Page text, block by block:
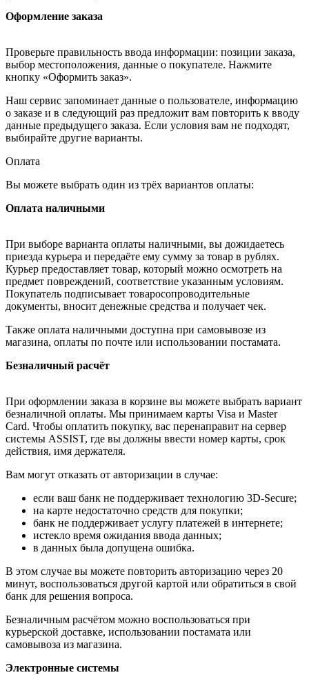
Оформление заказа
Проверьте правильность ввода информации: позиции заказа,
выбор местоположения, данные о покупателе. Нажмите
кнопку «Оформить заказ».
Наш сервис запоминает данные о пользователе, информацию
о заказе и в следующий раз предложит вам повторить к вводу
данные предыдущего заказа. Если условия вам не подходят,
выбирайте другие варианты.
Оплата
Вы можете выбрать один из трёх вариантов оплаты:
Оплата наличными
При выборе варианта оплаты наличными, вы дожидаетесь
приезда курьера и передаёте ему сумму за товар в рублях.
Курьер предоставляет товар, который можно осмотреть на
предмет повреждений, соответствие указанным условиям.
Покупатель подписывает товаросопроводительные
документы, вносит денежные средства и получает чек.
Также оплата наличными доступна при самовывозе из
магазина, оплаты по почте или использовании постамата.
Безналичный расчёт
При оформлении заказа в корзине вы можете выбрать вариант
безналичной оплаты. Мы принимаем карты Visa и Master
Card. Чтобы оплатить покупку, вас перенаправит на сервер
системы ASSIST, где вы должны ввести номер карты, срок
действия, имя держателя.
Вам могут отказать от авторизации в случае:
если ваш банк не поддерживает технологию 3D-Secure;
на карте недостаточно средств для покупки;
банк не поддерживает услугу платежей в интернете;
истекло время ожидания ввода данных;
в данных была допущена ошибка.
В этом случае вы можете повторить авторизацию через 20
минут, воспользоваться другой картой или обратиться в свой
банк для решения вопроса.
Безналичным расчётом можно воспользоваться при
курьерской доставке, использовании постамата или
самовывоза из магазина.
Электронные системы